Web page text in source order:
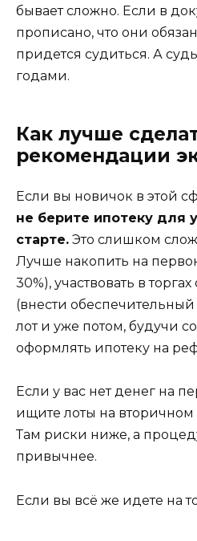
бывает сложно. Если в
прописано, что они
придется судиться. А
годами.
Как лучше
рекомендации
Если вы новичок в этой
не берите ипотеку для
старте. Это слишком
Лучше накопить на
30%), участвовать в
(внести
лот и уже потом, будучи
оформлять ипотеку на
Если у вас нет денег на
ищите лоты на
Там риски ниже, а
привычнее.
Если вы всё же идете на